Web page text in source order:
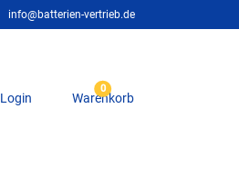
info@batterien-vertrieb.de
Login
0
Warenkorb